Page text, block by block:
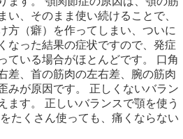
い、そのまま使い続けることで、
方（癖）を作ってしまい、ついに
なった結果の症状ですので、発症
ている場合がほとんどです。 口角
差、首の筋肉の左右差、腕の筋肉
みが原因です。 正しくないバラン
ます。 正しいバランスで顎を使う
たくさん使っても、痛くならない